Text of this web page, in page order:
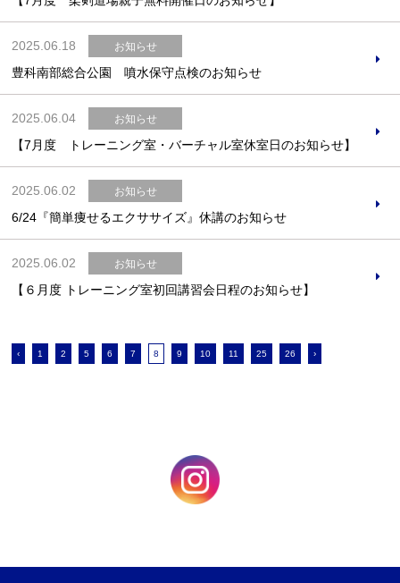
2025.06.18 お知らせ
豊科南部総合公園 噴水保守点検のお知らせ
2025.06.04 お知らせ
【7月度 トレーニング室・バーチャル室休室日のお知らせ】
2025.06.02 お知らせ
6/24『簡単痩せるエクササイズ』休講のお知らせ
2025.06.02 お知らせ
【６月度 トレーニング室初回講習会日程のお知らせ】
‹ 1 2 5 6 7 8 9 10 11 25 26 ›